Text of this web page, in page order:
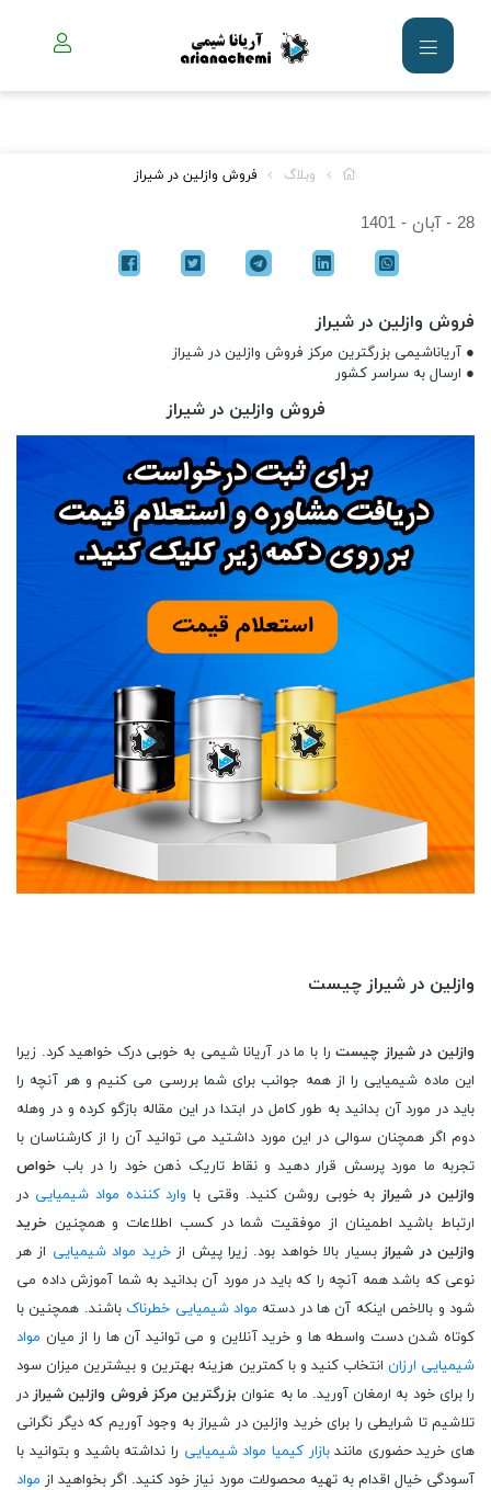
وبلاگ فروش وازلین در شیراز
28 - آبان - 1401
فروش وازلین در شیراز
● آریاناشیمی بزرگترین مرکز فروش وازلین در شیراز
● ارسال به سراسر کشور
فروش وازلین در شیراز
وازلین در شیراز چیست
وازلین در شیراز چیسترا با ما در آریانا شیمی به خوبی درک خواهید کرد. زیرا
این ماده شیمیایی را از همه جوانب برای شما بررسی می کنیم و هر آنچه را
باید در مورد آن بدانید به طور کامل در ابتدا در این مقاله بازگو کرده و در وهله
دوم اگر همچنان سوالی در این مورد داشتید می توانید آن را از کارشناسان با
تجربه ما مورد پرسش قرار دهید و نقاط تاریک ذهن خود را در باب خواص
وازلین در شیرازبه خوبی روشن کنید. وقتی با وارد کننده مواد شیمیایی در
ارتباط باشید اطمینان از موفقیت شما در کسب اطلاعات و همچنین خرید
وازلین در شیرازبسیار بالا خواهد بود. زیرا پیش ازخرید مواد شیمیایی از هر
نوعی که باشد همه آنچه را که باید در مورد آن بدانید به شما آموزش داده می
شود و بالاخص اینکه آن ها در دسته مواد شیمیایی خطرناک باشند. همچنین با
کوتاه شدن دست واسطه ها و خرید آنلاین و می توانید آن ها را از میان مواد
شیمیایی ارزان انتخاب کنید و با کمترین هزینه بهترین و بیشترین میزان سود
را برای خود به ارمغان آورید. ما به عنوان بزرگترین مرکز فروش وازلین شیراز در
تلاشیم تا شرایطی را برای خرید وازلین در شیراز به وجود آوریم که دیگر نگرانی
های خرید حضوری مانندبازار کیمیا مواد شیمیایی را نداشته باشید و بتوانید با
آسودگی خیال اقدام به تهیه محصولات مورد نیاز خود کنید. اگر بخواهید از مواد